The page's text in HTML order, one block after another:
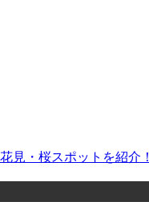
見・桜スポットを紹介！